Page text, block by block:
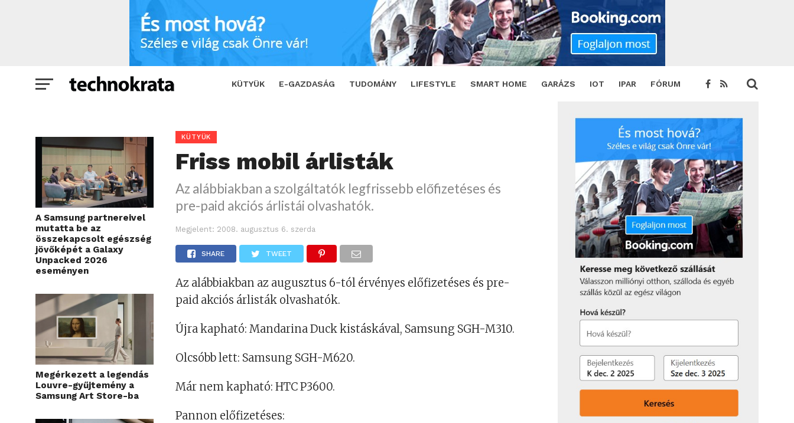
KÜTYÜK E-GAZDASÁG TUDOMÁNY LIFESTYLE SMART HOME GARÁZS IOT IPAR FÓRUM
Friss mobil árlisták SHARE TWEET
A Samsung partnereivel
mutatta be az
összekapcsolt egészség
jövőképét a Galaxy
Unpacked 2026
eseményen
Megérkezett a legendás
Louvre-gyűjtemény a
Samsung Art Store-ba
KÜTYÜK
Friss mobil árlisták
Az alábbiakban a szolgáltatók legfrissebb előfizetéses és
pre-paid akciós árlistái olvashatók.
Megjelent: 2008. augusztus 6. szerda
SHARE TWEET
Az alábbiakban az augusztus 6-tól érvényes előfizetéses és pre-
paid akciós árlisták olvashatók.
Újra kapható: Mandarina Duck kistáskával, Samsung SGH-M310.
Olcsóbb lett: Samsung SGH-M620.
Már nem kapható: HTC P3600.
Pannon előfizetéses: